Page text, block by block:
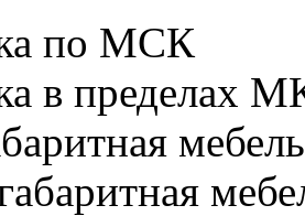
по МСК
в пределах